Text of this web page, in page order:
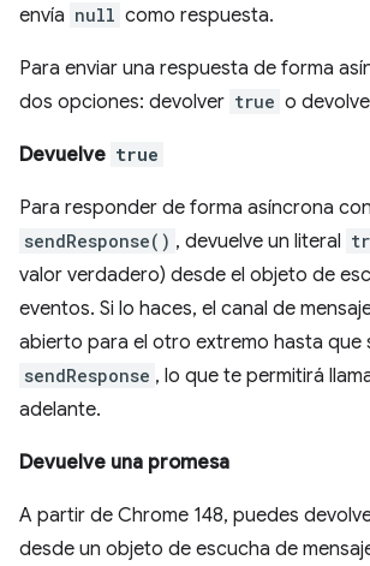
envía null como respuesta.
Para enviar una respuesta de forma
dos opciones: devolver true o
Devuelve true
Para responder de forma asíncrona con
sendResponse() , devuelve un literal
valor verdadero) desde el objeto de
eventos. Si lo haces, el canal de
abierto para el otro extremo hasta que
sendResponse , lo que te permitirá
adelante.
Devuelve una promesa
A partir de Chrome 148, puedes
desde un objeto de escucha de